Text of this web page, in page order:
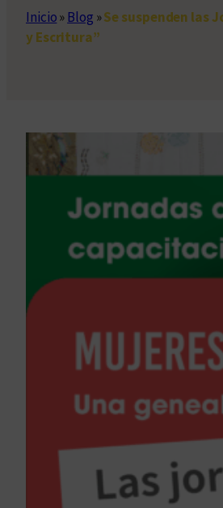
Inicio» Blog »Se suspenden las
y Escritura”